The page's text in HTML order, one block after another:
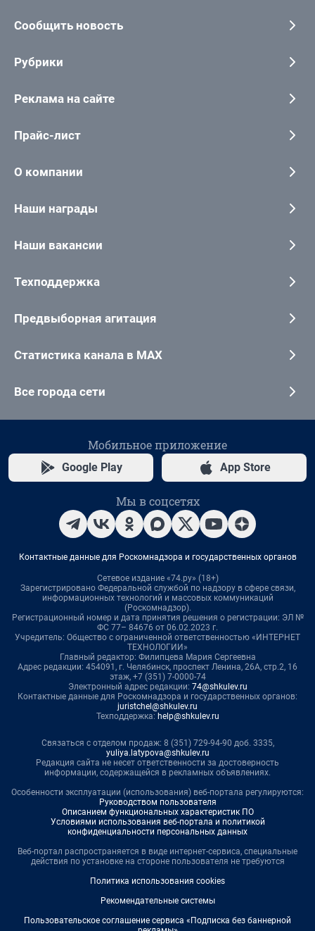
Сообщить новость
Рубрики
Реклама на сайте
Прайс-лист
О компании
Наши награды
Наши вакансии
Техподдержка
Предвыборная агитация
Статистика канала в MAX
Все города сети
Мобильное приложение
Google Play App Store
Мы в соцсетях
Контактные данные для Роскомнадзора и государственных органов
Сетевое издание «74.ру» (18+)
Зарегистрировано Федеральной службой по надзору в сфере связи,
информационных технологий и массовых коммуникаций
(Роскомнадзор).
Регистрационный номер и дата принятия решения о регистрации: ЭЛ №
ФС 77– 84676 от 06.02.2023 г.
Учредитель: Общество с ограниченной ответственностью «ИНТЕРНЕТ
ТЕХНОЛОГИИ»
Главный редактор: Филипцева Мария Сергеевна
Адрес редакции: 454091, г. Челябинск, проспект Ленина, 26А, стр.2, 16
этаж, +7 (351) 7-0000-74
Электронный адрес редакции: 74@shkulev.ru
Контактные данные для Роскомнадзора и государственных органов:
juristchel@shkulev.ru
Техподдержка: help@shkulev.ru
Связаться с отделом продаж: 8 (351) 729-94-90 доб. 3335,
yuliya.latypova@shkulev.ru
Редакция сайта не несет ответственности за достоверность
информации, содержащейся в рекламных объявлениях.
Особенности эксплуатации (использования) веб-портала регулируются:
Руководством пользователя
Описанием функциональных характеристик ПО
Условиями использования веб-портала и политикой
конфиденциальности персональных данных
Веб-портал распространяется в виде интернет-сервиса, специальные
действия по установке на стороне пользователя не требуются
Политика использования cookies
Рекомендательные системы
Пользовательское соглашение сервиса «Подписка без баннерной